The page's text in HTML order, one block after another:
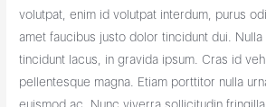
volutpat, enim id volutpat interdum, purus
amet faucibus justo dolor tincidunt dui.
tincidunt lacus, in gravida ipsum. Cras id
pellentesque magna. Etiam porttitor nulla
euismod ac. Nunc viverra sollicitudin fringilla.